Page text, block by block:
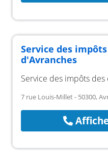
Service des
d'Avranches
Service des impôts
7 rue Louis-Millet - 50300,